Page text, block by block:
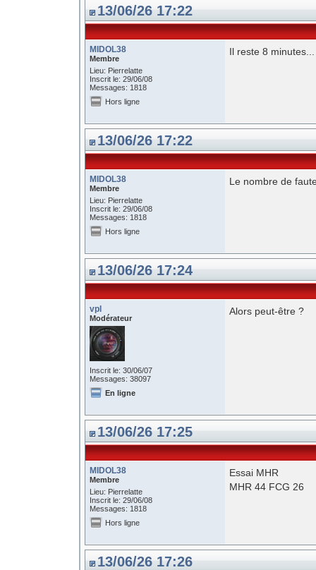
13/06/26 17:22
MIDOL38
Membre
Lieu: Pierrelatte
Inscrit le: 29/06/08
Messages: 1818
Il reste 8 minutes...
Hors ligne
13/06/26 17:22
MIDOL38
Membre
Lieu: Pierrelatte
Inscrit le: 29/06/08
Messages: 1818
Le nombre de
Hors ligne
13/06/26 17:24
vpl
Modérateur
Inscrit le: 30/06/07
Messages: 38097
Alors peut-être ?
En ligne
13/06/26 17:25
MIDOL38
Membre
Lieu: Pierrelatte
Inscrit le: 29/06/08
Messages: 1818
Essai MHR
MHR 44 FCG 26
Hors ligne
13/06/26 17:26